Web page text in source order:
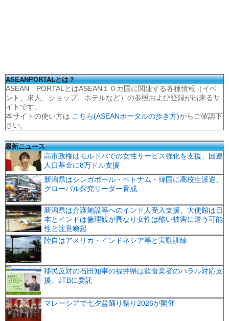
ASEANPORTALとは？
ASEAN PORTALとはASEAN１０カ国に関連する各種情報（イベ
ント、求人、ショップ、ホテルなど）の参照および登録が出来るサ
イトです。
本サイトの使い方は こちら(ASEANポータルの歩き方)からご確認下
さい。
最新ニュース
高市政権はモルドバでの女性サービス強化を支援、国連
人口基金に8万ドル支援
新潟県はシンガポール・ベトナム・韓国に高校生派遣、
グローバル探究リーダー育成
新潟県は介護施設等へのインド人受入支援、大使館は日
本とインドは倫理観が異なり女性は酷い被害に遭う可能
性と注意喚起
陸自はアメリカ・インドネシア等と実動訓練
移民反対の石田知事の福井県は飲食業者のハラル対応支
援、JTBに委託
マレーシアで七夕盆踊り祭り2026が開催